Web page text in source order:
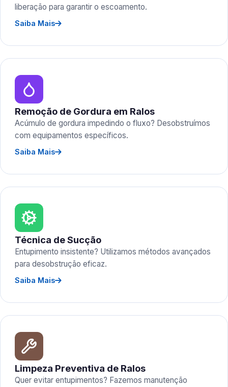
liberação para garantir o escoamento.
Saiba Mais
Remoção de Gordura em Ralos
Acúmulo de gordura impedindo o fluxo? Desobstruímos
com equipamentos específicos.
Saiba Mais
Técnica de Sucção
Entupimento insistente? Utilizamos métodos avançados
para desobstrução eficaz.
Saiba Mais
Limpeza Preventiva de Ralos
Quer evitar entupimentos? Fazemos manutenção